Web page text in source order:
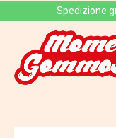
Spedizione